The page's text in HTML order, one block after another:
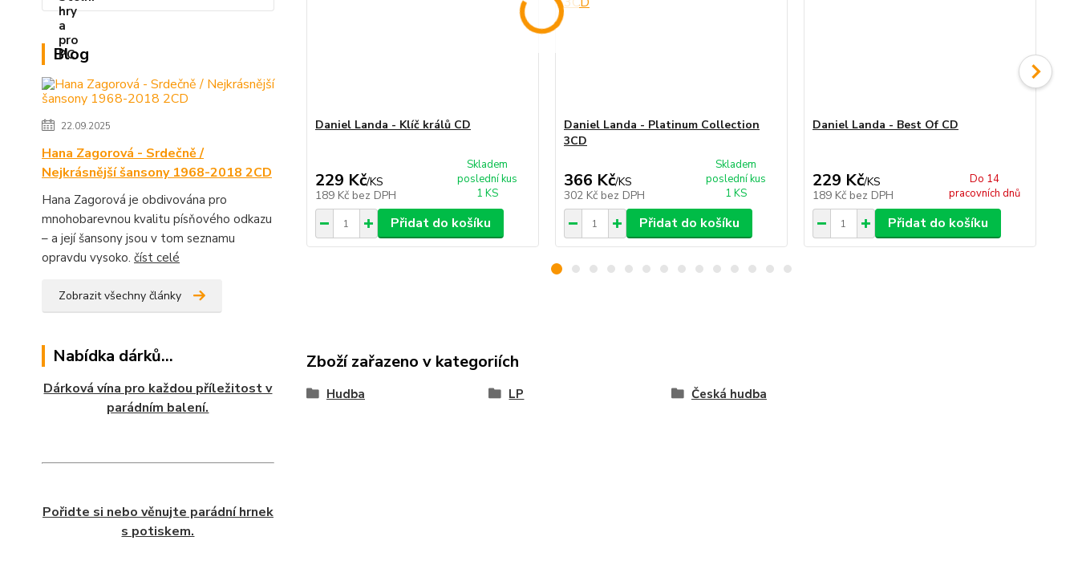
Blog
22.09.2025
Hana Zagorová - Srdečně /
Nejkrásnější šansony 1968-2018 2CD
Hana Zagorová je obdivována pro
mnohobarevnou kvalitu písňového odkazu
– a její šansony jsou v tom seznamu
opravdu vysoko. číst celé
Zobrazit všechny články
Nabídka dárků...
Dárková vína pro každou příležitost v
parádním balení.
Pořidte si nebo věnujte parádní hrnek
s potiskem.
Daniel Landa - Klíč králů CD
229 Kč/KS
189 Kč bez DPH
Skladem
poslední kus
1 KS
Přidat do košíku
Daniel Landa - Platinum Collection
3CD
366 Kč/KS
302 Kč bez DPH
Skladem
poslední kus
1 KS
Přidat do košíku
Daniel Landa - Best Of CD
229 Kč/KS
189 Kč bez DPH
Do 14
pracovních dnů
Přidat do košíku
Zboží zařazeno v kategoriích
Hudba LP Česká hudba